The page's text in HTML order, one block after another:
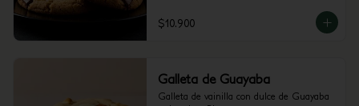
$10.900
Galleta de Guayaba
Galleta de vainilla con dulce de Guayaba